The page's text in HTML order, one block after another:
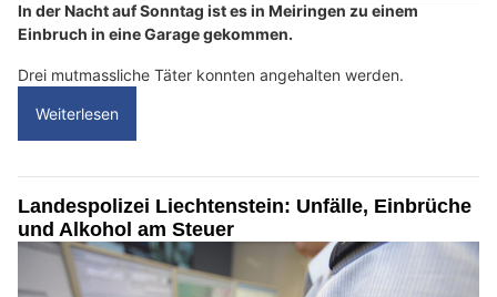
In der Nacht auf Sonntag ist es in Meiringen zu einem
Einbruch in eine Garage gekommen.
Drei mutmassliche Täter konnten angehalten werden.
Weiterlesen
Landespolizei Liechtenstein: Unfälle, Einbrüche
und Alkohol am Steuer